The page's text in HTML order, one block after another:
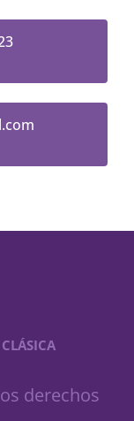
com
derechos